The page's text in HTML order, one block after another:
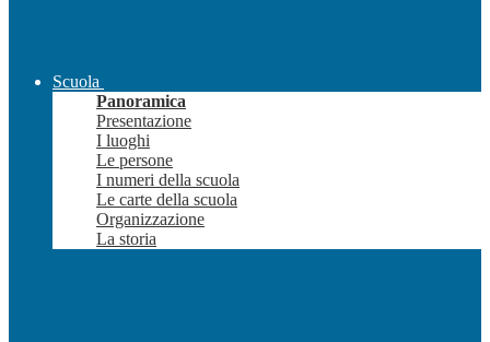
Scuola
Panoramica
Presentazione
I luoghi
Le persone
I numeri della scuola
Le carte della scuola
Organizzazione
La storia